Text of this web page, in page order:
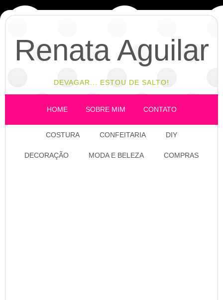
Renata Aguilar
DEVAGAR... ESTOU DE SALTO!
HOME SOBRE MIM CONTATO
COSTURA CONFEITARIA DIY
DECORAÇÃO MODA E BELEZA COMPRAS